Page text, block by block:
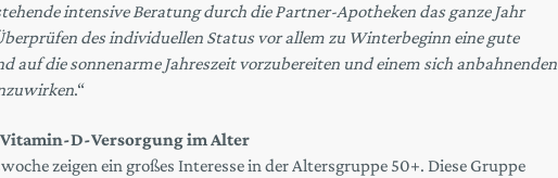
intensive Beratung durch die Partner-Apotheken das ganze Jahr
des individuellen Status vor allem zu Winterbeginn eine gute
auf die sonnenarme Jahreszeit vorzubereiten und einem sich anbahnenden
.“
D-Versorgung im Alter
zeigen ein großes Interesse in der Altersgruppe 50+. Diese Gruppe